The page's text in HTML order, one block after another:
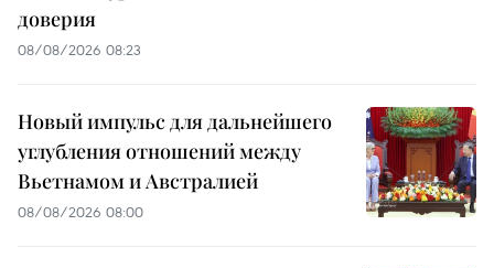
доверия
08/08/2026 08:23
Новый импульс для дальнейшего
углубления отношений между
Вьетнамом и Австралией
08/08/2026 08:00